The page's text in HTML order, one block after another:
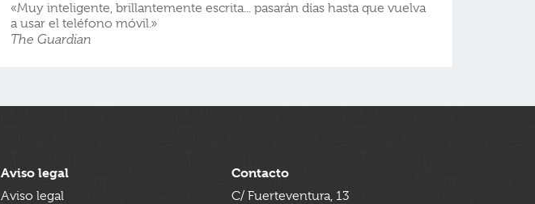
«Muy inteligente, brillantemente escrita... pasarán días hasta que vuelva
a usar el teléfono móvil.»
The Guardian
Aviso legal
Aviso legal
Contacto
C/ Fuerteventura, 13